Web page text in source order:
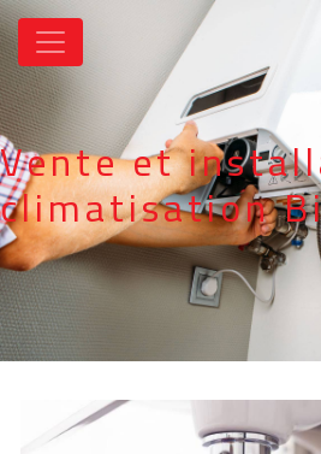
Panneau de gestion des cookies
Vente et
climatisation